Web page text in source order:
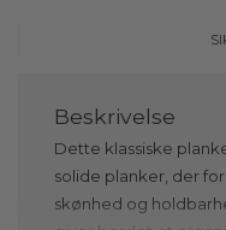
Dette klassiske
solide planker, der
skønhed og